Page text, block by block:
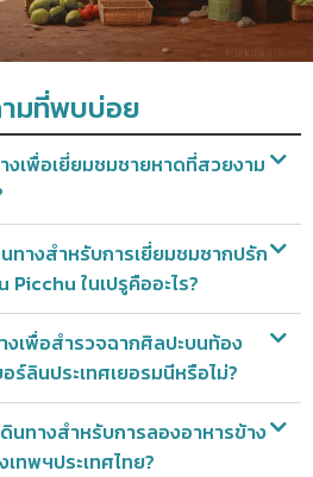
มที่พบบ่อย
เพื่อเยี่ยมชมชายหาดที่สวยงาม
างสำหรับการเยี่ยมชมซากปรัก
ในเปรูคืออะไร?
เพื่อสำรวจฉากศิลปะบนท้อง
ร์ลินประเทศเยอรมนีหรือไม่?
ทางสำหรับการลองอาหารข้าง
ทพฯประเทศไทย?